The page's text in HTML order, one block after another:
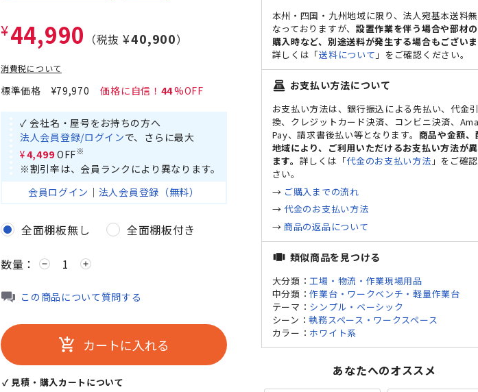
¥44,990 （税抜 ¥40,900）
消費税について
標準価格 ¥79,970 44
✓ 会社名・屋号をお持ちの方へ
法人会員登録/ログインで、さらに最大
¥4,499 OFF※
※割引率は、会員ランクにより異なります。
会員ログイン ｜ 法人会員登録（無料）
全面棚板無し 全面棚板付き
数量： remove add
この商品について質問する
add_shopping_cart カートに入れる
✓ 見積・購入カートについて
本州・四国・九州地域に限り、法人宛基本送料
なっておりますが、 設置作業を伴う場合や部材
購入時など、別途送料が発生する場合もござい
詳しくは「送料について 」をご確認ください。
point_of_sale お支払い方法について
お支払い方法は、銀行振込による先払い、代金
換、クレジットカード決済、コンビニ決済、
Pay、請求書後払い等となります。 商品や金額、
地域により、ご利用いただけるお支払い方法が
ます。 詳しくは「代金のお支払い方法 」をご確
さい。
→ ご購入までの流れ
→代金のお支払い方法
→ 商品の返品について
view_carousel 類似商品を見つける
大分類： 工場・物流・作業現場用品
中分類：作業台・ワークベンチ・軽量作業台
テーマ： シンプル・ベーシック
シーン：執務スペース・ワークスペース
カラー： ホワイト系
あなたへのオススメ